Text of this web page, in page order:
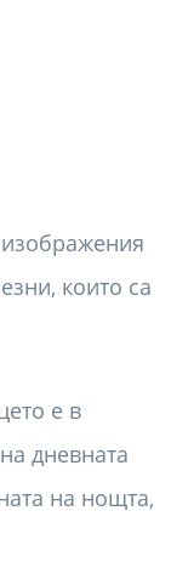
които са
е в
дневната
на нощта,